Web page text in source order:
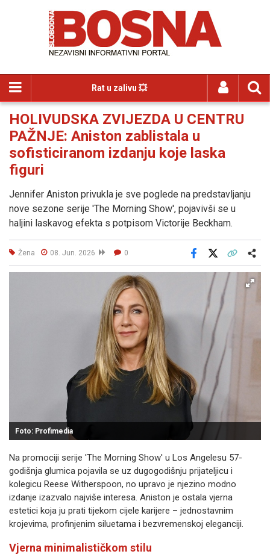
Rat u zalivu 💥
HOLIVUDSKA ZVIJEZDA U CENTRU
PAŽNJE: Aniston zablistala u
sofisticiranom izdanju koje laska
figuri
Jennifer Aniston privukla je sve poglede na predstavljanju
nove sezone serije 'The Morning Show', pojavivši se u
haljini laskavog efekta s potpisom Victorije Beckham.
Žena 08. Jun. 2026 0
Facebook
Foto: Profimedia
Na promociji serije 'The Morning Show' u Los Angelesu 57-
godišnja glumica pojavila se uz dugogodišnju prijateljicu i
kolegicu Reese Witherspoon, no upravo je njezino modno
izdanje izazvalo najviše interesa. Aniston je ostala vjerna
estetici koja ju prati tijekom cijele karijere – jednostavnim
krojevima, profinjenim siluetama i bezvremenskoj eleganciji.
Vjerna minimalističkom stilu